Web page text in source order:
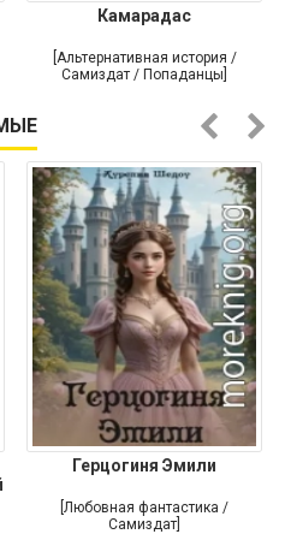
Камарадас
[Альтернативная история /
Самиздат / Попаданцы]
Герцогиня Эмили
[Любовная фантастика /
Самиздат]